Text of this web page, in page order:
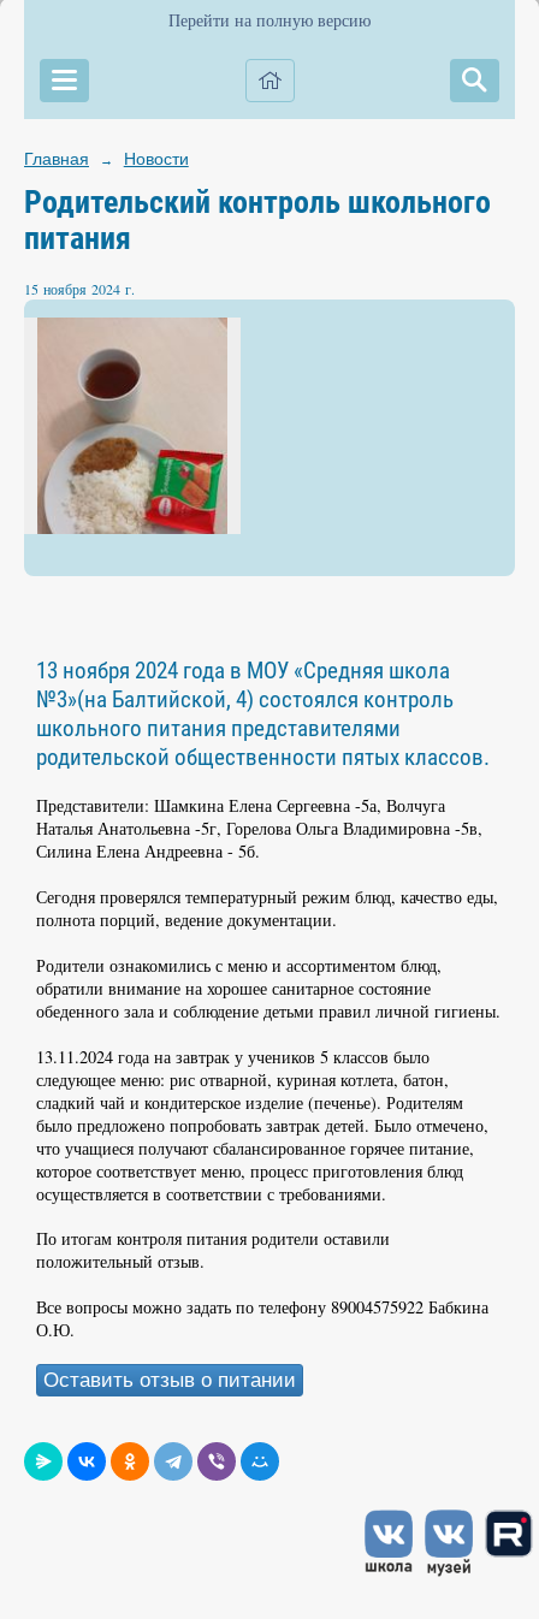
Перейти на полную версию
Главная → Новости
Родительский контроль школьного
питания
15 ноября 2024 г.
13 ноября 2024 года в МОУ «Средняя школа
№3»(на Балтийской, 4) состоялся контроль
школьного питания представителями
родительской общественности пятых классов.
Представители: Шамкина Елена Сергеевна -5а, Волчуга
Наталья Анатольевна -5г, Горелова Ольга Владимировна -5в,
Силина Елена Андреевна - 5б.
Сегодня проверялся температурный режим блюд, качество еды,
полнота порций, ведение документации.
Родители ознакомились с меню и ассортиментом блюд,
обратили внимание на хорошее санитарное состояние
обеденного зала и соблюдение детьми правил личной гигиены.
13.11.2024 года на завтрак у учеников 5 классов было
следующее меню: рис отварной, куриная котлета, батон,
сладкий чай и кондитерское изделие (печенье). Родителям
было предложено попробовать завтрак детей. Было отмечено,
что учащиеся получают сбалансированное горячее питание,
которое соответствует меню, процесс приготовления блюд
осуществляется в соответствии с требованиями.
По итогам контроля питания родители оставили
положительный отзыв.
Все вопросы можно задать по телефону 89004575922 Бабкина
О.Ю.
Оставить отзыв о питании